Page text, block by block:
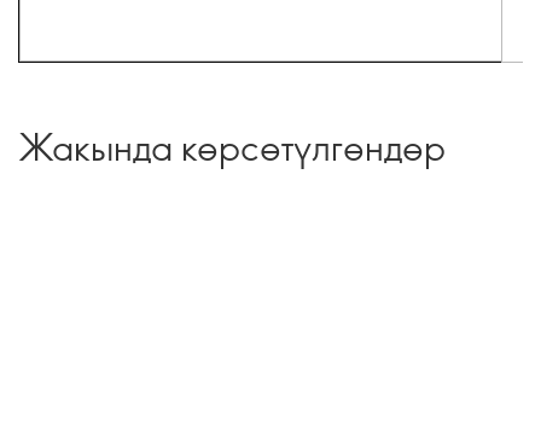
Жакында көрсөтүлгөндөр